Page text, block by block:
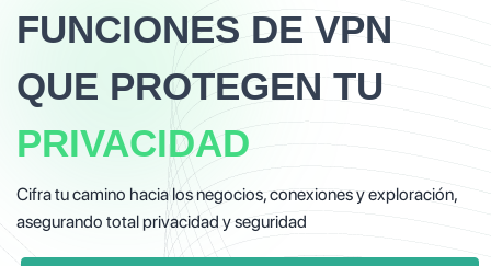
FUNCIONES DE VPN
QUE PROTEGEN TU
PRIVACIDAD
Cifra tu camino hacia los negocios, conexiones y exploración,
asegurando total privacidad y seguridad